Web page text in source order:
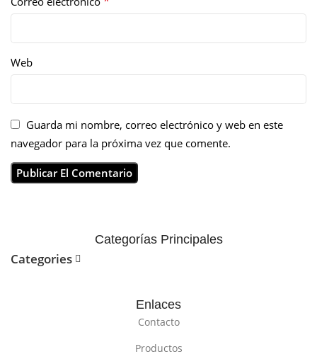
Web
Guarda mi nombre, correo electrónico y web en este
navegador para la próxima vez que comente.
Categorías Principales
Categories
Enlaces
Contacto
Productos